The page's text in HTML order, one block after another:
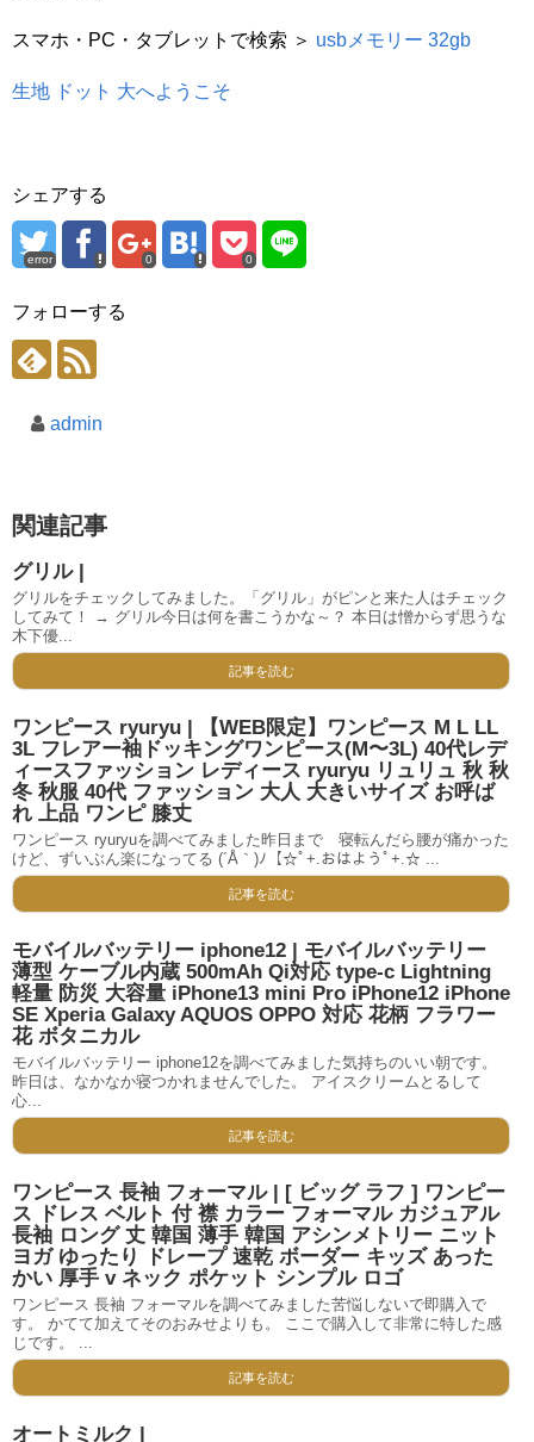
スマホ・PC・タブレットで検索 ＞ usbメモリー 32gb
生地 ドット 大へようこそ
シェアする
error 0 0
フォローする
admin
関連記事
グリル |
グリルをチェックしてみました。「グリル」がピンと来た人はチェック
してみて！ → グリル今日は何を書こうかな～？ 本日は憎からず思うな
木下優...
記事を読む
ワンピース ryuryu | 【WEB限定】ワンピース M L LL
3L フレアー袖ドッキングワンピース(M〜3L) 40代レデ
ィースファッション レディース ryuryu リュリュ 秋 秋
冬 秋服 40代 ファッション 大人 大きいサイズ お呼ば
れ 上品 ワンピ 膝丈
ワンピース ryuryuを調べてみました昨日まで 寝転んだら腰が痛かった
けど、ずいぶん楽になってる (´Å｀)ﾉ【☆ﾟ+.おはようﾟ+.☆ ...
記事を読む
モバイルバッテリー iphone12 | モバイルバッテリー
薄型 ケーブル内蔵 500mAh Qi対応 type-c Lightning
軽量 防災 大容量 iPhone13 mini Pro iPhone12 iPhone
SE Xperia Galaxy AQUOS OPPO 対応 花柄 フラワー
花 ボタニカル
モバイルバッテリー iphone12を調べてみました気持ちのいい朝です。
昨日は、なかなか寝つかれませんでした。 アイスクリームとるして
心...
記事を読む
ワンピース 長袖 フォーマル | [ ビッグ ラフ ] ワンピー
ス ドレス ベルト 付 襟 カラー フォーマル カジュアル
長袖 ロング 丈 韓国 薄手 韓国 アシンメトリー ニット
ヨガ ゆったり ドレープ 速乾 ボーダー キッズ あった
かい 厚手 v ネック ポケット シンプル ロゴ
ワンピース 長袖 フォーマルを調べてみました苦悩しないで即購入で
す。 かてて加えてそのおみせよりも。 ここで購入して非常に特した感
じです。 ...
記事を読む
オートミルク |